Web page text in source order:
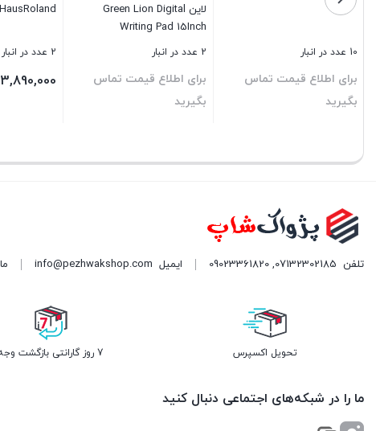
10 عدد در انبار
برای اطلاع قیمت تماس
بگیرید
لاین Green Lion Digital
Writing Pad 15Inch
2 عدد در انبار
برای اطلاع قیمت تماس
بگیرید
HausRoland
2 عدد در انبار
3,890,000
تلفن 07132302185
,
09023361820 ایمیل info@pezhwakshop.com ما 24 ساعته 7 روز هفته پاسخگوی شما هستیم.
تحویل اکسپرس 7 روز گارانتی بازگشت وجه
ما را در شبکه‌های اجتماعی دنبال کنید